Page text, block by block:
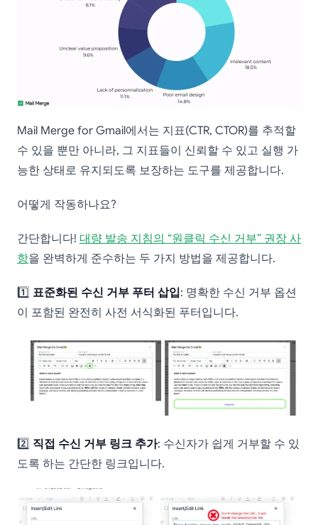
Mail Merge for Gmail에서는 지표(CTR, CTOR)를 추적할
수 있을 뿐만 아니라, 그 지표들이 신뢰할 수 있고 실행 가
능한 상태로 유지되도록 보장하는 도구를 제공합니다.
어떻게 작동하나요?
간단합니다! 대량 발송 지침의 “원클릭 수신 거부” 권장 사
항을 완벽하게 준수하는 두 가지 방법을 제공합니다.
1️⃣ 표준화된 수신 거부 푸터 삽입: 명확한 수신 거부 옵션
이 포함된 완전히 사전 서식화된 푸터입니다.
2️⃣ 직접 수신 거부 링크 추가: 수신자가 쉽게 거부할 수 있
도록 하는 간단한 링크입니다.